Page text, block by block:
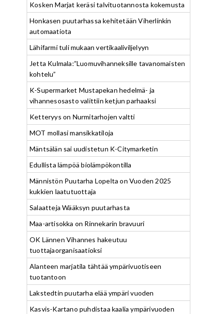
Kosken Marjat keräsi talvituotannosta kokemusta
Honkasen puutarhassa kehitetään Viherlinkin
automaatiota
Lähifarmi tuli mukaan vertikaaliviljelyyn
Jetta Kulmala:”Luomuvihanneksille tavanomaisten
kohtelu”
K-Supermarket Mustapekan hedelmä- ja
vihannesosasto valittiin ketjun parhaaksi
Ketteryys on Nurmitarhojen valtti
MOT mollasi mansikkatiloja
Mäntsälän sai uudistetun K-Citymarketin
Edullista lämpöä biolämpökontilla
Männistön Puutarha Lopelta on Vuoden 2025
kukkien laatutuottaja
Salaatteja Wääksyn puutarhasta
Maa-artisokka on Rinnekarin bravuuri
OK Lännen Vihannes hakeutuu
tuottajaorganisaatioksi
Alanteen marjatila tähtää ympärivuotiseen
tuotantoon
Lakstedtin puutarha elää ympäri vuoden
Kasvis-Kartano puhdistaa kaalia ympärivuoden